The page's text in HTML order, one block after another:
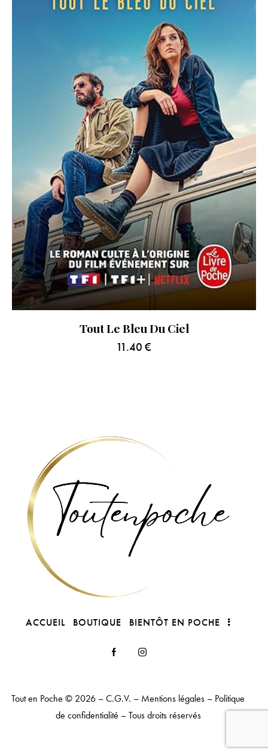
Tout Le Bleu Du Ciel
11.40 €
ACCUEIL BOUTIQUE BIENTÔT EN POCHE
Tout en Poche © 2026 –C.G.V. – Mentions légales – Politique
de confidentialité – Tous droits réservés